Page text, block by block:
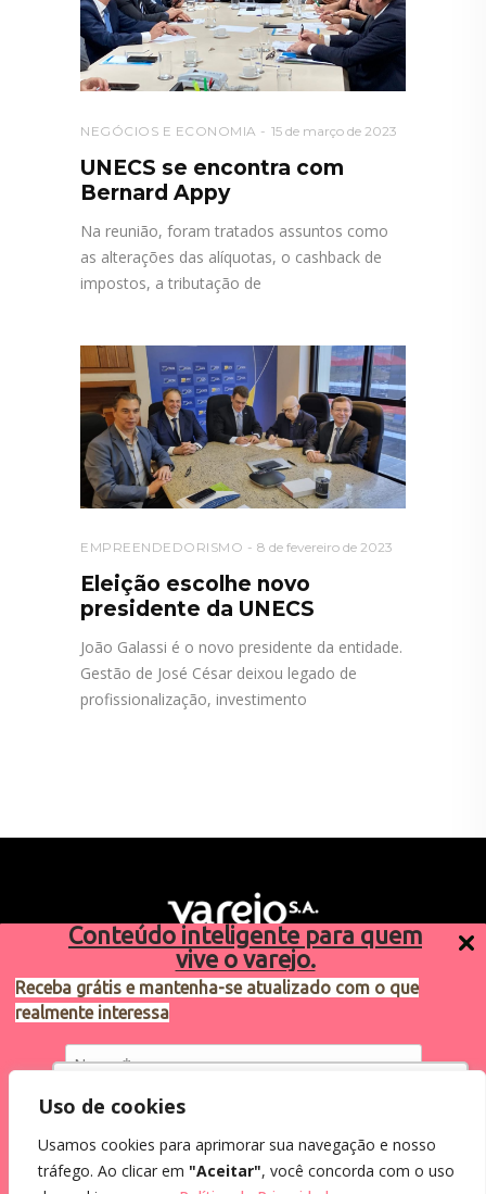
Conteúdo inteligente para quem
vive o varejo.
Receba grátis e mantenha-se atualizado com o que
realmente interessa
Eu concordo em receber comunicações.
Ao informar meus dados, eu concordo com a
Utilizamos cookies para oferecer melhor
como você interage em nosso site e
personalizar conteúdo.
Uso de cookies
Usamos cookies para aprimorar sua navegação e nosso
tráfego. Ao clicar em "Aceitar", você concorda com o uso
NEGÓCIOS E ECONOMIA 15 de março de 2023
UNECS se encontra com
Bernard Appy
Na reunião, foram tratados assuntos como
as alterações das alíquotas, o cashback de
impostos, a tributação de
EMPREENDEDORISMO 8 de fevereiro de 2023
Eleição escolhe novo
presidente da UNECS
João Galassi é o novo presidente da entidade.
Gestão de José César deixou legado de
profissionalização, investimento
Sugestões de pauta
varejosa@cndl.org.br
2024®. Todos os direitos reservados.